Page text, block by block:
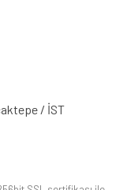
/ İST